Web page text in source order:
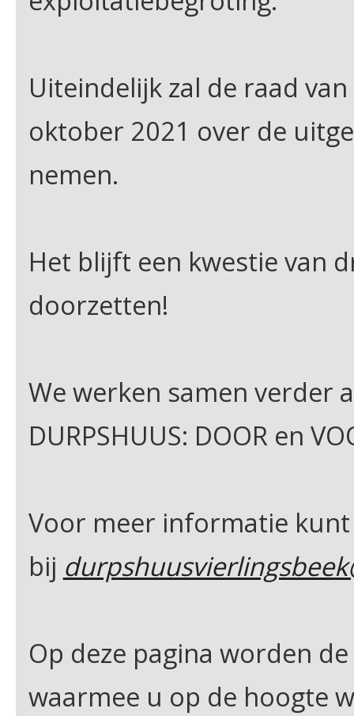
Uiteindelijk zal de raad
oktober 2021 over de
nemen.
Het blijft een kwestie van
doorzetten!
We werken samen verder
DURPSHUUS: DOOR en
Voor meer informatie
bij
Op deze pagina worden
waarmee u op de hoogte